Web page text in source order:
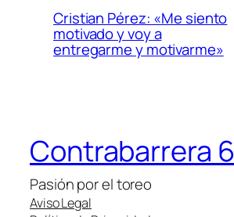
Cristian Pérez: «Me siento
motivado y voy a
entregarme y motivarme»
Contrabarrera 6
Pasión por el toreo
Aviso Legal